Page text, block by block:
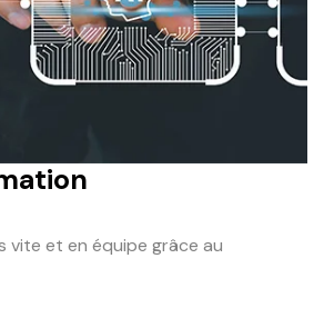
vite et en équipe grâce au